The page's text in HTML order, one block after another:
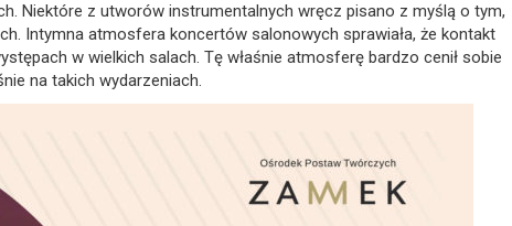
Niektóre z utworów instrumentalnych wręcz pisano z myślą o tym,
Intymna atmosfera koncertów salonowych sprawiała, że kontakt
w wielkich salach. Tę właśnie atmosferę bardzo cenił sobie
na takich wydarzeniach.